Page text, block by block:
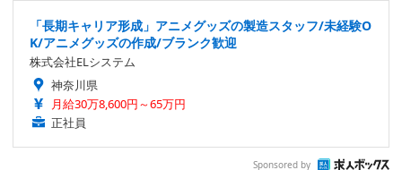
「長期キャリア形成」アニメグッズの製造スタッフ/未経験O
K/アニメグッズの作成/ブランク歓迎
株式会社ELシステム
神奈川県
月給30万8,600円～65万円
正社員
Sponsored by